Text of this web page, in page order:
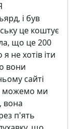
і був
це коштує
що це 200
не хотів іти
вони
сайті
можемо ми
вона
п'ять